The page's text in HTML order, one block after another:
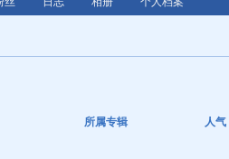
所属专辑 人气